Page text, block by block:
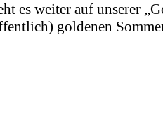
es weiter auf unserer
goldenen